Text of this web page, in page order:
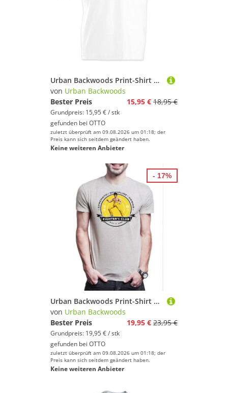
Urban Backwoods Print-Shirt Karate Evolution Kinder T-Shirt Kung Fu Martial Arts Teakwondo Kid (1-tlg) Kampfsport Personal Coach Curls
von Urban Backwoods
Bester Preis
15,95 € 18,95 €
Grundpreis: 15,95 € / stk
gefunden bei OTTO
zuletzt überprüft am 09.08.2026 um 01:18; der
Preis kann sich seitdem geändert haben.
Keine weiteren Anbieter
Urban Backwoods Print-Shirt Fighter's Club Lee II Herren T-Shirt Vintage Bruce Karate Kung Fu (1-tlg) Martial Arts Todeskralle Film
von Urban Backwoods
Bester Preis
19,95 € 23,95 €
Grundpreis: 19,95 € / stk
gefunden bei OTTO
zuletzt überprüft am 09.08.2026 um 01:18; der
Preis kann sich seitdem geändert haben.
Keine weiteren Anbieter
- 17%